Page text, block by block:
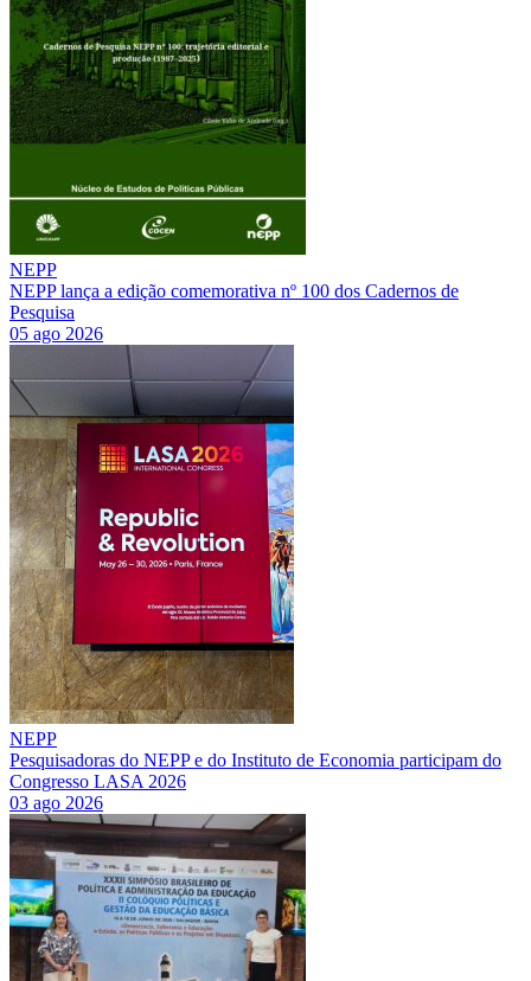
NEPP
NEPP lança a edição comemorativa nº 100 dos Cadernos de
Pesquisa
05 ago 2026
NEPP
Pesquisadoras do NEPP e do Instituto de Economia participam do
Congresso LASA 2026
03 ago 2026